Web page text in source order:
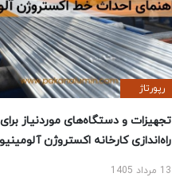
رپورتاژ
و دستگاه‌های موردنیاز برای
کارخانه اکستروژن آلومینیوم
1405